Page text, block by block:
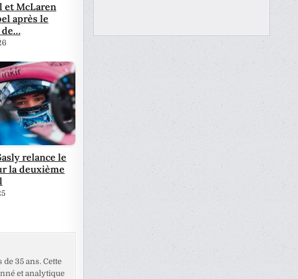
et McLaren
après le
de…
relance le
la deuxième
35 ans. Cette
et analytique